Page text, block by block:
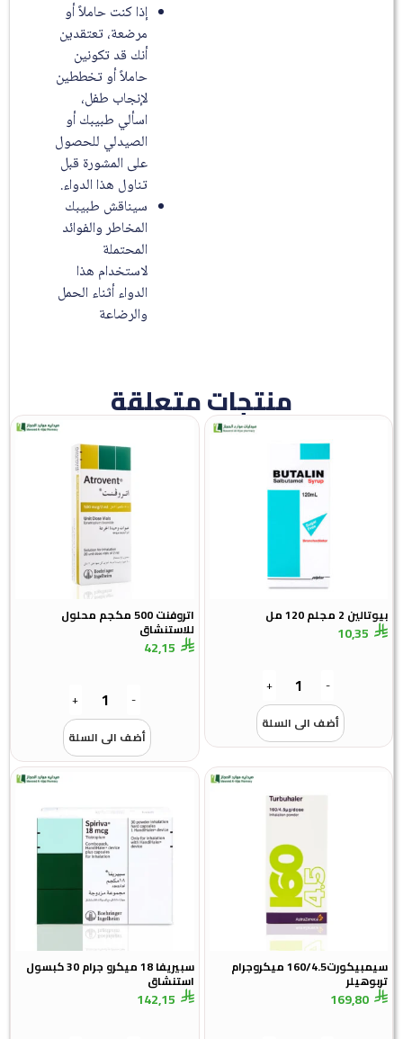
إذا كنت حاملاً أو
مرضعة، تعتقدين
أنك قد تكونين
حاملاً أو تخططين
لإنجاب طفل،
اسألي طبيبك أو
الصيدلي للحصول
على المشورة قبل
تناول هذا الدواء.
سيناقش طبيبك
المخاطر والفوائد
المحتملة
لاستخدام هذا
الدواء أثناء الحمل
والرضاعة
منتجات متعلقة
بيوتالين 2 مجلم 120 مل
10,35
-
+
أضف الى السلة
اتروفنت 500 مكجم محلول
للاستنشاق
42,15
-
+
أضف الى السلة
سيمبيكورت160/4.5 ميكروجرام
تربوهيلر
169,80
سبيريفا 18 ميكرو جرام 30 كبسول
استنشاق
142,15